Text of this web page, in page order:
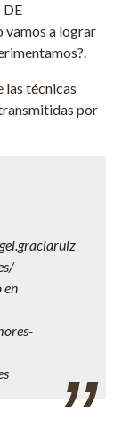
DE
a lograr
las técnicas
por
en